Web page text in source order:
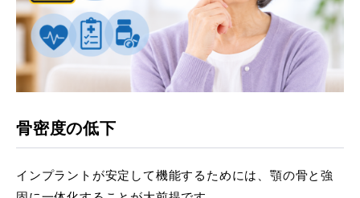
骨密度の低下
インプラントが安定して機能するためには、顎の骨と強